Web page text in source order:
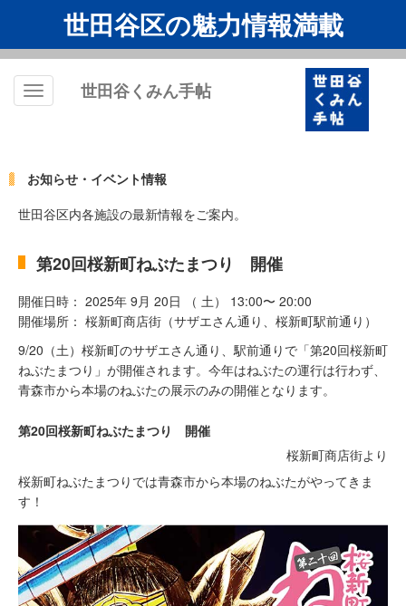
世田谷区の魅力情報満載
Toggle
世田谷くみん手帖
お知らせ・イベント情報
世田谷区内各施設の最新情報をご案内。
第20回桜新町ねぶたまつり 開催
開催日時： 2025年 9月 20日 （ 土） 13:00〜 20:00
開催場所： 桜新町商店街（サザエさん通り、桜新町駅前通り）
9/20（土）桜新町のサザエさん通り、駅前通りで「第20回桜新町
ねぶたまつり」が開催されます。今年はねぶたの運行は行わず、
青森市から本場のねぶたの展示のみの開催となります。
第20回桜新町ねぶたまつり 開催
桜新町商店街より
桜新町ねぶたまつりでは青森市から本場のねぶたがやってきま
す！